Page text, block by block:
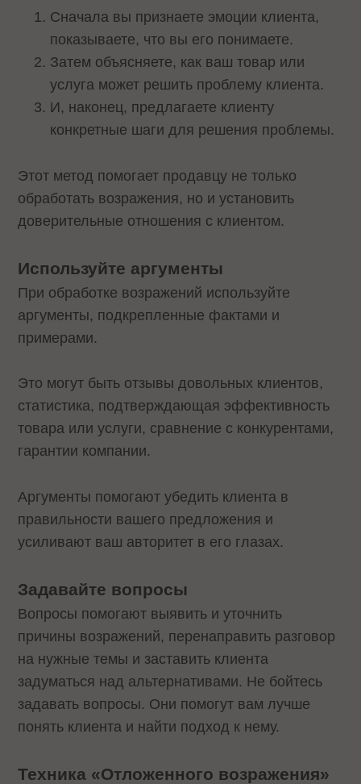
Сначала вы признаете эмоции клиента,
показываете, что вы его понимаете.
Затем объясняете, как ваш товар или
услуга может решить проблему клиента.
И, наконец, предлагаете клиенту
конкретные шаги для решения проблемы.
Этот метод помогает продавцу не только
обработать возражения, но и установить
доверительные отношения с клиентом.
Используйте аргументы
При обработке возражений используйте
аргументы, подкрепленные фактами и
примерами.
Это могут быть отзывы довольных клиентов,
статистика, подтверждающая эффективность
товара или услуги, сравнение с конкурентами,
гарантии компании.
Аргументы помогают убедить клиента в
правильности вашего предложения и
усиливают ваш авторитет в его глазах.
Задавайте вопросы
Вопросы помогают выявить и уточнить
причины возражений, перенаправить разговор
на нужные темы и заставить клиента
задуматься над альтернативами. Не бойтесь
задавать вопросы. Они помогут вам лучше
понять клиента и найти подход к нему.
Техника «Отложенного возражения»